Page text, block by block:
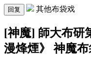
回复 其他布袋戏
[神魔] 師大布研
漫烽煙》 神魔